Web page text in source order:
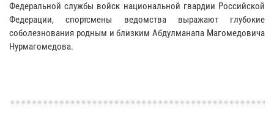
Федеральной службы войск национальной гвардии Российской
Федерации, спортсмены ведомства выражают глубокие
соболезнования родным и близким Абдулманапа Магомедовича
Нурмагомедова.